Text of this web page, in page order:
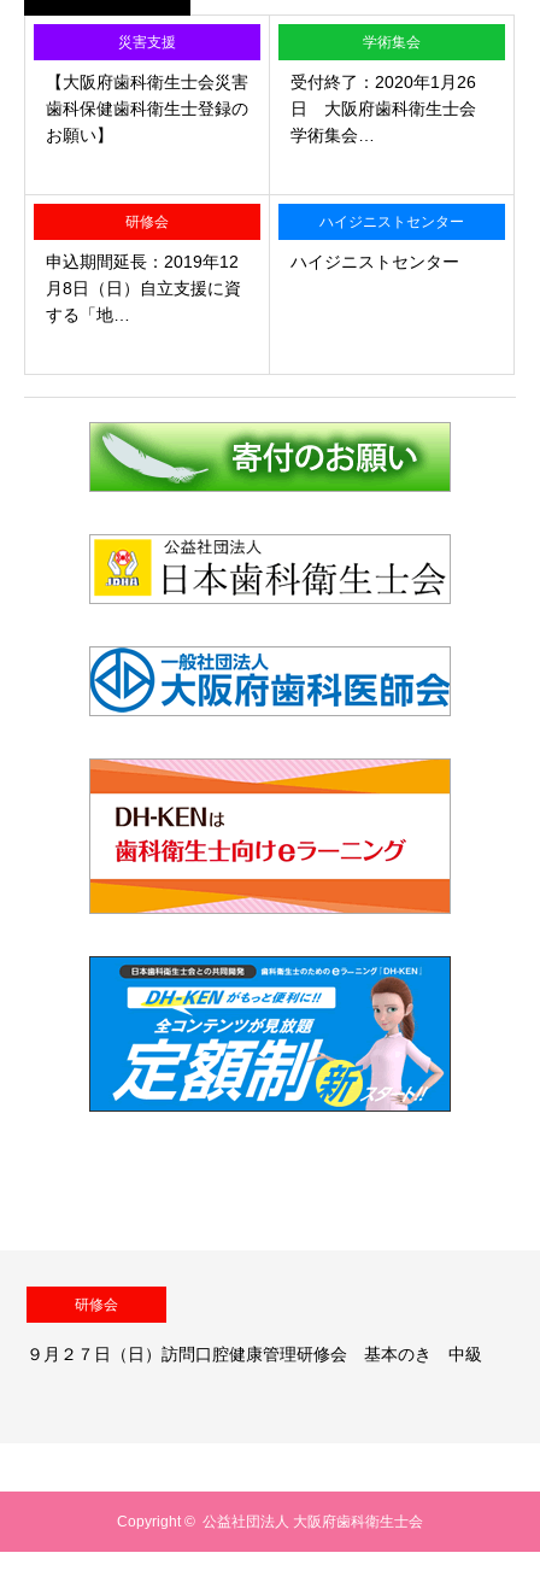
災害支援
【大阪府歯科衛生士会災害
歯科保健歯科衛生士登録の
お願い】
学術集会
受付終了：2020年1月26
日 大阪府歯科衛生士会
学術集会…
研修会
申込期間延長：2019年12
月8日（日）自立支援に資
する「地…
ハイジニストセンター
ハイジニストセンター
研修会
９月２７日（日）訪問口腔健康管理研修会 基本のき 中級
Copyright © 公益社団法人 大阪府歯科衛生士会